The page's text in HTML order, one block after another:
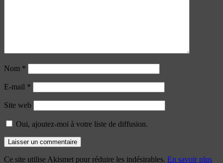
Nom *
E-mail *
Site web
Oui, ajoutez-moi à votre liste de diffusion.
Ce site utilise Akismet pour réduire les indésirables. En savoir plus